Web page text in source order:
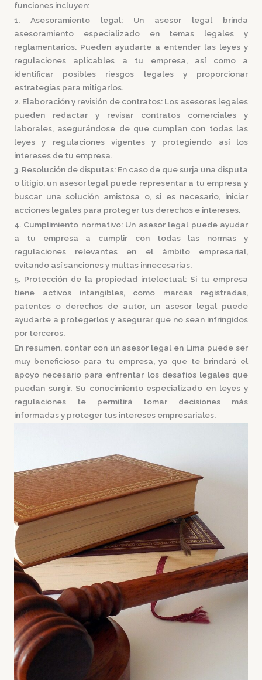
funciones incluyen:
1. Asesoramiento legal: Un asesor legal brinda
asesoramiento especializado en temas legales y
reglamentarios. Pueden ayudarte a entender las leyes y
regulaciones aplicables a tu empresa, así como a
identificar posibles riesgos legales y proporcionar
estrategias para mitigarlos.
2. Elaboración y revisión de contratos:Los asesores legales
pueden redactar y revisar contratos comerciales y
laborales, asegurándose de que cumplan con todas las
leyes y regulaciones vigentes y protegiendo así los
intereses de tu empresa.
3. Resolución de disputas: En caso de que surja una disputa
o litigio, un asesor legal puede representar a tu empresa y
buscar una solución amistosa o, si es necesario, iniciar
acciones legales para proteger tus derechos e intereses.
4. Cumplimiento normativo:Un asesor legal puede ayudar
a tu empresa a cumplir con todas las normas y
regulaciones relevantes en el ámbito empresarial,
evitando así sanciones y multas innecesarias.
5. Protección de la propiedad intelectual: Si tu empresa
tiene activos intangibles, como marcas registradas,
patentes o derechos de autor, un asesor legal puede
ayudarte a protegerlos y asegurar que no sean infringidos
por terceros.
En resumen, contar con un asesor legal en Lima puede ser
muy beneficioso para tu empresa, ya que te brindará el
apoyo necesario para enfrentar los desafíos legales que
puedan surgir. Su conocimiento especializado en leyes y
regulaciones te permitirá tomar decisiones más
informadas y proteger tus intereses empresariales.